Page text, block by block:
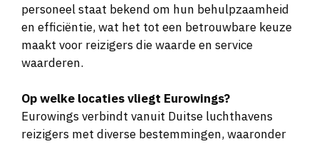
personeel staat bekend om hun behulpzaamheid
en efficiëntie, wat het tot een betrouwbare keuze
maakt voor reizigers die waarde en service
waarderen.
Op welke locaties vliegt Eurowings?
Eurowings verbindt vanuit Duitse luchthavens
reizigers met diverse bestemmingen, waaronder